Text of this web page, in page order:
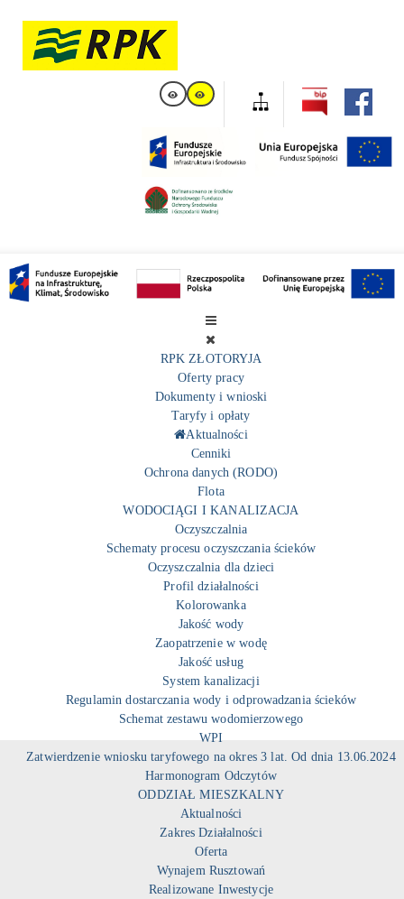
RPK ZŁOTORYJA
Oferty pracy
Dokumenty i wnioski
Taryfy i opłaty
Aktualności
Cenniki
Ochrona danych (RODO)
Flota
WODOCIĄGI I KANALIZACJA
Oczyszczalnia
Schematy procesu oczyszczania ścieków
Oczyszczalnia dla dzieci
Profil działalności
Kolorowanka
Jakość wody
Zaopatrzenie w wodę
Jakość usług
System kanalizacji
Regulamin dostarczania wody i odprowadzania ścieków
Schemat zestawu wodomierzowego
WPI
Zatwierdzenie wniosku taryfowego na okres 3 lat. Od dnia 13.06.2024
Harmonogram Odczytów
ODDZIAŁ MIESZKALNY
Aktualności
Zakres Działalności
Oferta
Wynajem Rusztowań
Realizowane Inwestycje